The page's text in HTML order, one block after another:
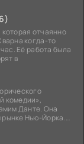
отчаянно
когда-то
Её работа была
в
комедии»,
Данте. Она
рынке Нью-Йорка.